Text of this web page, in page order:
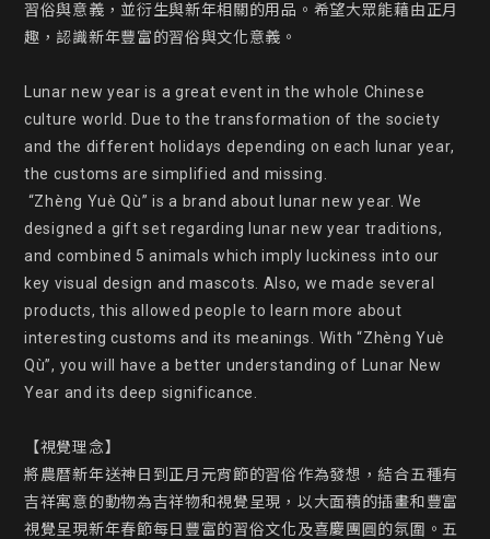
習俗與意義，並衍生與新年相關的用品。希望大眾能藉由正月
趣，認識新年豐富的習俗與文化意義。
Lunar new year is a great event in the whole Chinese
culture world. Due to the transformation of the society
and the different holidays depending on each lunar year,
the customs are simplified and missing.
designed a gift set regarding lunar new year traditions,
and combined 5 animals which imply luckiness into our
key visual design and mascots. Also, we made several
products, this allowed people to learn more about
interesting customs and its meanings. With “Zhèng Yuè
Qù”, you will have a better understanding of Lunar New
Year and its deep significance.
【視覺理念】
將農暦新年送神日到正月元宵節的習俗作為發想，結合五種有
吉祥寓意的動物為吉祥物和視覺呈現，以大面積的插畫和豐富
視覺呈現新年春節每日豐富的習俗文化及喜慶團圓的氛圍。五